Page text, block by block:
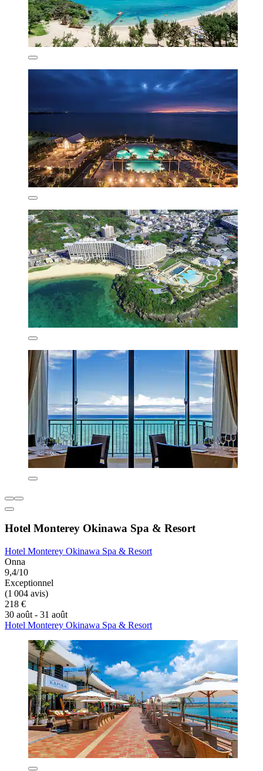
Hotel Monterey Okinawa Spa & Resort
Hotel Monterey Okinawa Spa & Resort
Onna
9,4/10
Exceptionnel
(1 004 avis)
218 €
30 août - 31 août
Hotel Monterey Okinawa Spa & Resort